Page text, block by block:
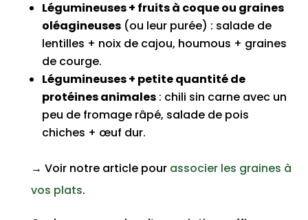
Légumineuses + fruits à coque ou graines
oléagineuses(ou leur purée) : salade de
lentilles + noix de cajou, houmous + graines
de courge.
Légumineuses + petite quantité de
protéines animales: chili sin carne avec un
peu de fromage râpé, salade de pois
chiches + œuf dur.
→ Voir notre article pour associer les graines à
vos plats.